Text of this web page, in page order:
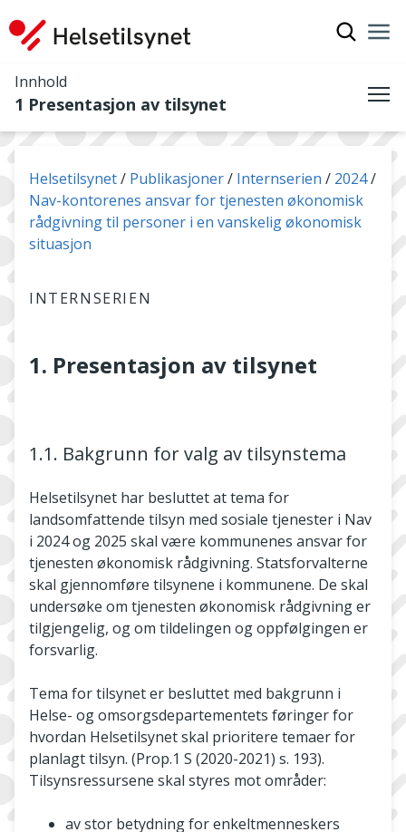
Innhold
1 Presentasjon av tilsynet
Du er her:
Helsetilsynet Publikasjoner Internserien
2024
Nav-kontorenes ansvar for tjenesten økonomisk
rådgivning til personer i en vanskelig økonomisk
situasjon
INTERNSERIEN
1. Presentasjon av tilsynet
1.1. Bakgrunn for valg av tilsynstema
Helsetilsynet har besluttet at tema for
landsomfattende tilsyn med sosiale tjenester i Nav
i 2024 og 2025 skal være kommunenes ansvar for
tjenesten økonomisk rådgivning. Statsforvalterne
skal gjennomføre tilsynene i kommunene. De skal
undersøke om tjenesten økonomisk rådgivning er
tilgjengelig, og om tildelingen og oppfølgingen er
forsvarlig.
Tema for tilsynet er besluttet med bakgrunn i
Helse- og omsorgsdepartementets føringer for
hvordan Helsetilsynet skal prioritere temaer for
planlagt tilsyn. (Prop.1 S (2020-2021) s. 193).
Tilsynsressursene skal styres mot områder:
av stor betydning for enkeltmenneskers